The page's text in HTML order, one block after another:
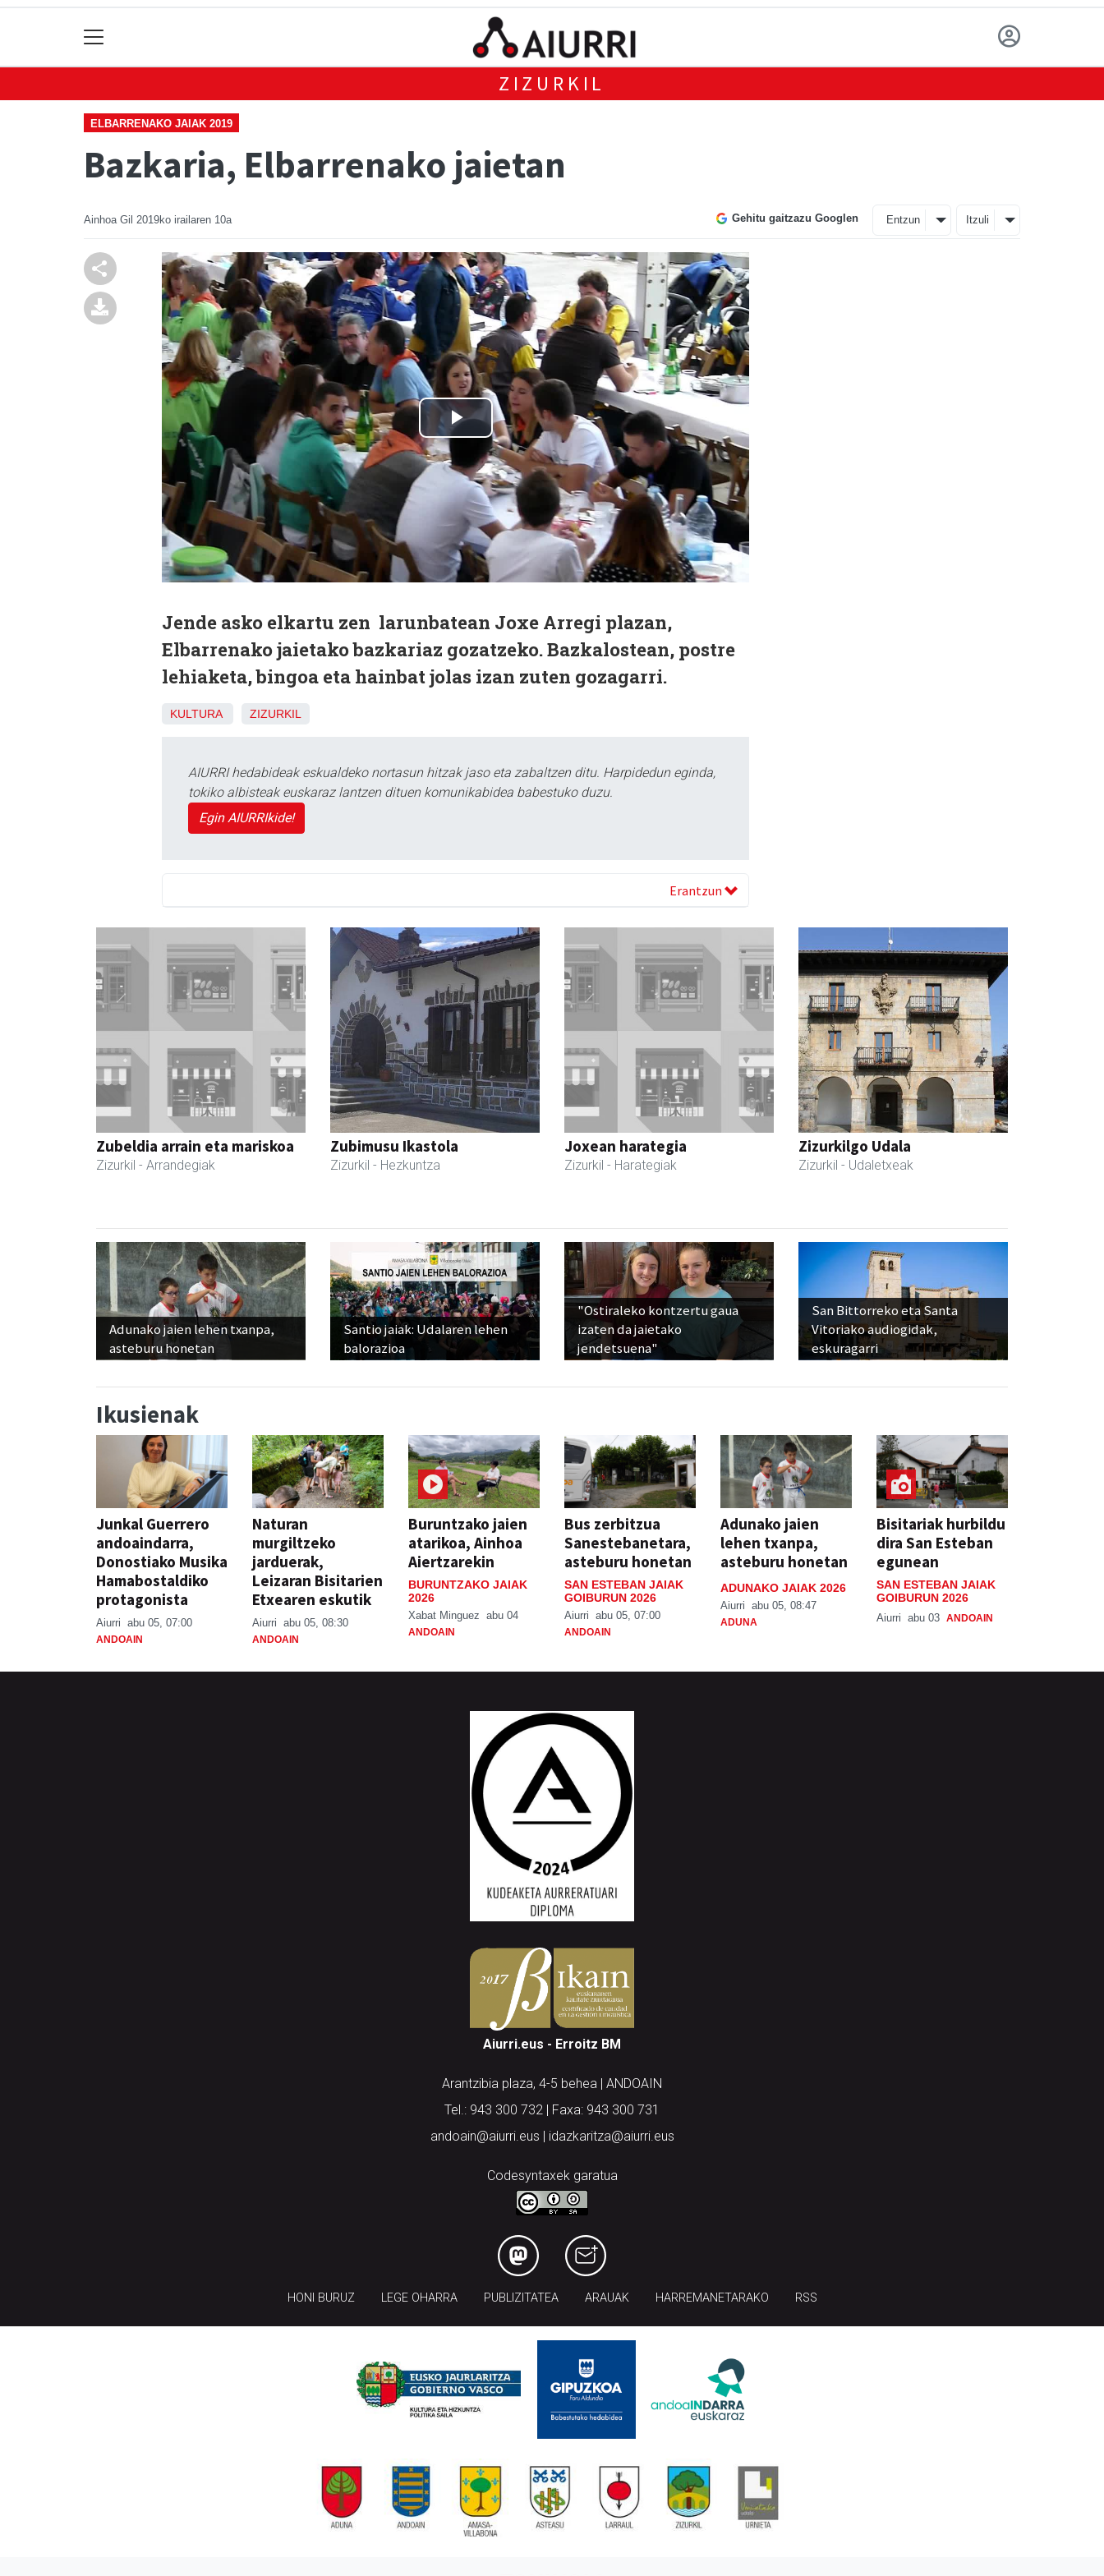
ZIZURKIL
ELBARRENAKO JAIAK 2019
Bazkaria, Elbarrenako jaietan
Ainhoa Gil 2019ko irailaren 10a Gehitu gaitzazu Googlen Entzun Itzuli
Jende asko elkartu zen larunbatean Joxe Arregi plazan,
Elbarrenako jaietako bazkariaz gozatzeko. Bazkalostean, postre
lehiaketa, bingoa eta hainbat jolas izan zuten gozagarri.
KULTURA ZIZURKIL
AIURRI hedabideak eskualdeko nortasun hitzak jaso eta zabaltzen ditu. Harpidedun eginda,
tokiko albisteak euskaraz lantzen dituen komunikabidea babestuko duzu.
Egin AIURRIkide!
Erantzun
Zubeldia arrain eta mariskoa
Zizurkil - Arrandegiak
Zubimusu Ikastola
Zizurkil - Hezkuntza
Joxean harategia
Zizurkil - Harategiak
Zizurkilgo Udala
Zizurkil - Udaletxeak
Adunako jaien lehen txanpa,
asteburu honetan
Santio jaiak: Udalaren lehen
balorazioa
"Ostiraleko kontzertu gaua
izaten da jaietako
jendetsuena"
San Bittorreko eta Santa
Vitoriako audiogidak,
eskuragarri
Ikusienak
Junkal Guerrero
andoaindarra,
Donostiako Musika
Hamabostaldiko
protagonista
Aiurri abu 05, 07:00
ANDOAIN
Naturan
murgiltzeko
jarduerak,
Leizaran Bisitarien
Etxearen eskutik
Aiurri abu 05, 08:30
ANDOAIN
Buruntzako jaien
atarikoa, Ainhoa
Aiertzarekin
BURUNTZAKO JAIAK
2026
Xabat Minguez abu 04
ANDOAIN
Bus zerbitzua
Sanestebanetara,
asteburu honetan
SAN ESTEBAN JAIAK
GOIBURUN 2026
Aiurri abu 05, 07:00
ANDOAIN
Adunako jaien
lehen txanpa,
asteburu honetan
ADUNAKO JAIAK 2026
Aiurri abu 05, 08:47
ADUNA
Bisitariak hurbildu
dira San Esteban
egunean
SAN ESTEBAN JAIAK
GOIBURUN 2026
Aiurri abu 03 ANDOAIN
Aiurri.eus - Erroitz BM
Arantzibia plaza, 4-5 behea | ANDOAIN
Tel.: 943 300 732 | Faxa: 943 300 731
andoain@aiurri.eus | idazkaritza@aiurri.eus
Codesyntaxek garatua
HONI BURUZ LEGE OHARRA PUBLIZITATEA ARAUAK HARREMANETARAKO RSS